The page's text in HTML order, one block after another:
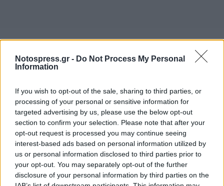
Notospress.gr - Do Not Process My Personal
Information
If you wish to opt-out of the sale, sharing to third parties, or
processing of your personal or sensitive information for
targeted advertising by us, please use the below opt-out
section to confirm your selection. Please note that after your
opt-out request is processed you may continue seeing
interest-based ads based on personal information utilized by
us or personal information disclosed to third parties prior to
your opt-out. You may separately opt-out of the further
disclosure of your personal information by third parties on the